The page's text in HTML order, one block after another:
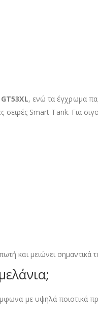
, ενώ τα έγχρωμα
σειρές Smart Tank. Για
και μειώνει σημαντικά
με υψηλά ποιοτικά